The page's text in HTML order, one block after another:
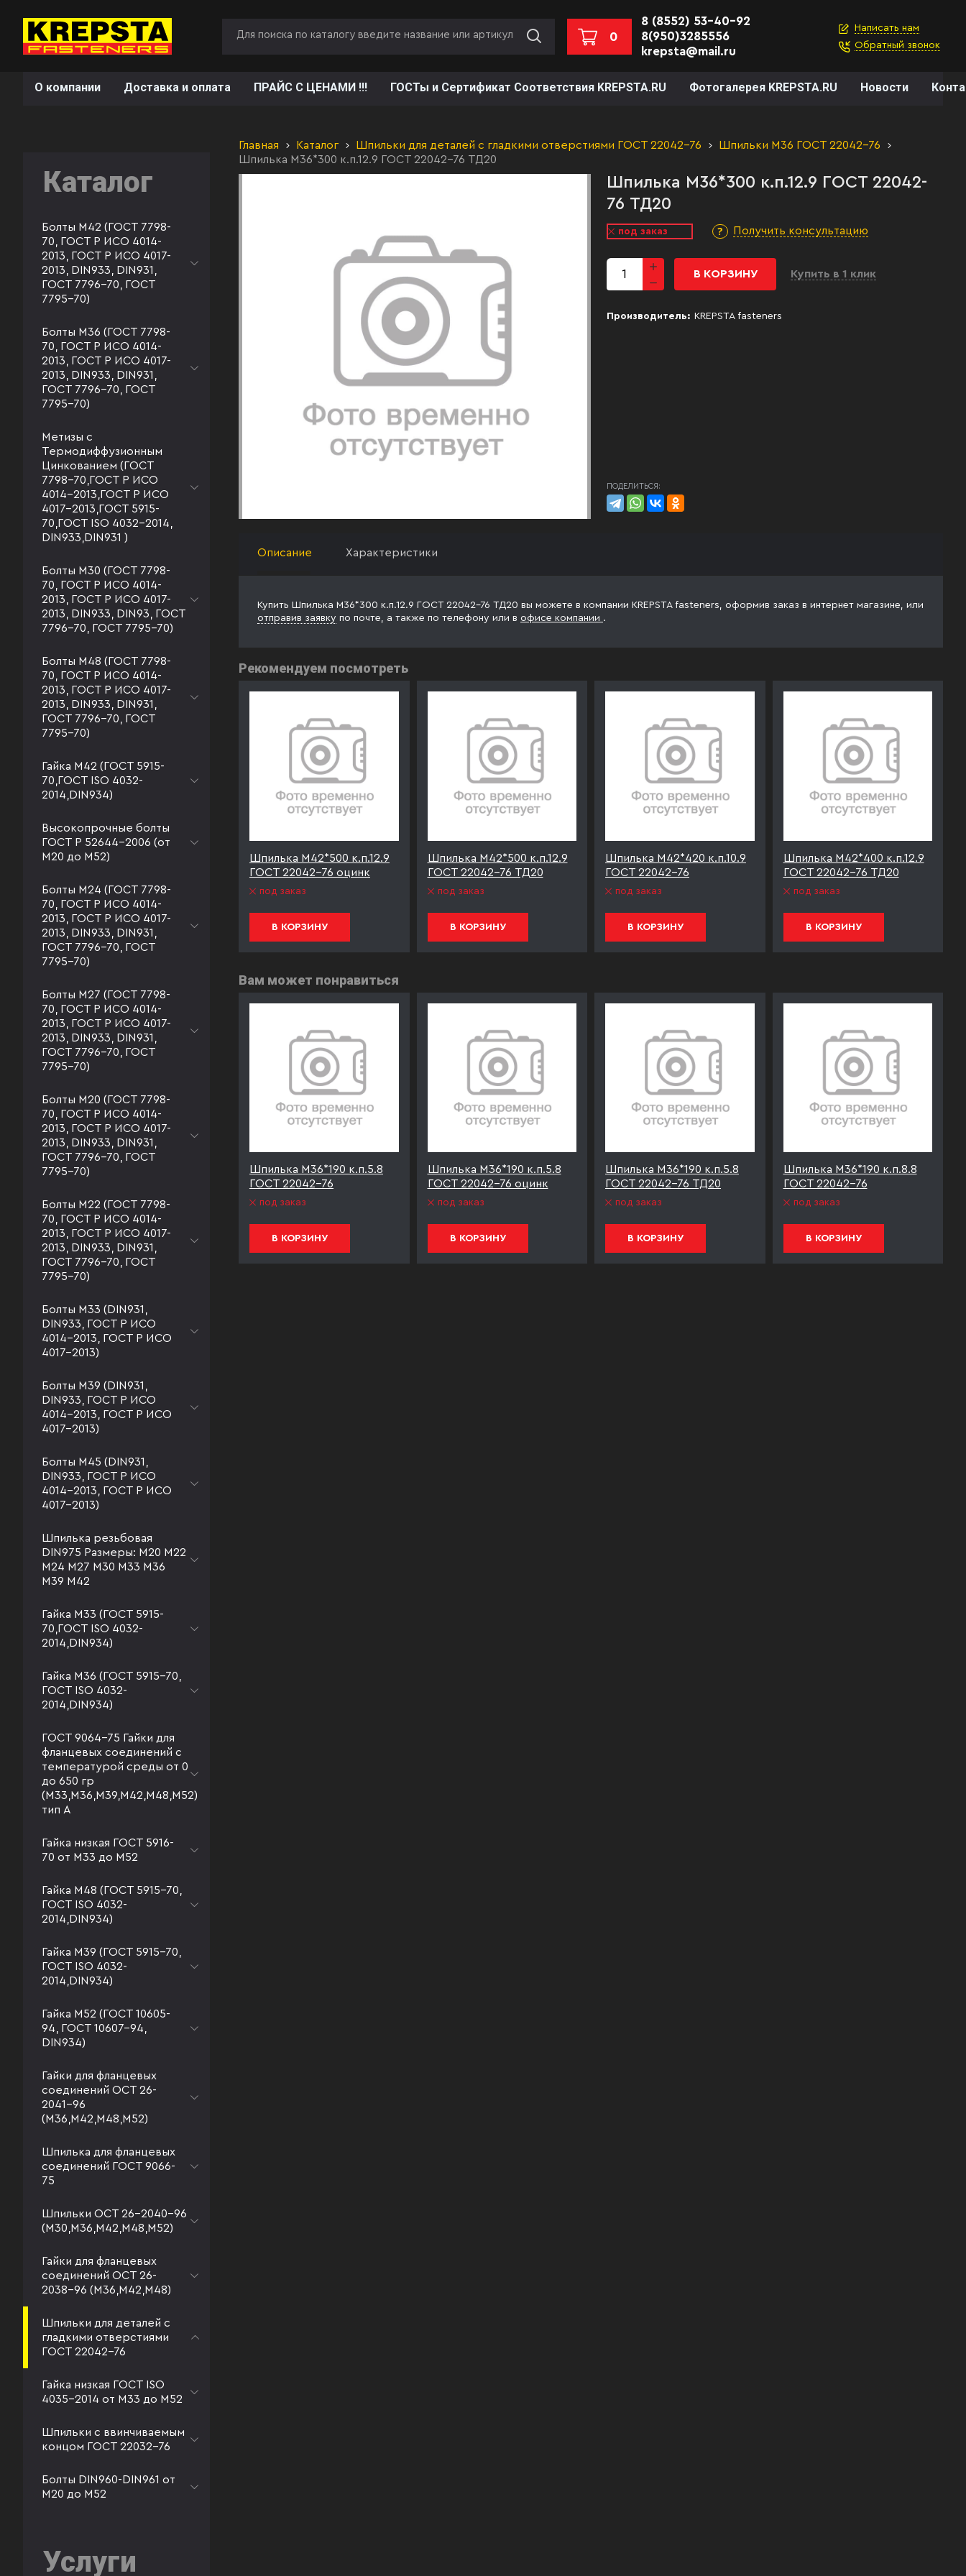
0
8 (8552) 53-40-92
8(950)3285556
krepsta@mail.ru
Написать нам
Обратный звонок
О компании Доставка и оплата ПРАЙС С ЦЕНАМИ !!! ГОСТы и Сертификат Соответствия KREPSTA.RU Фотогалерея KREPSTA.RU Новости
Каталог
Болты М42 (ГОСТ 7798-
70, ГОСТ Р ИСО 4014-
2013, ГОСТ Р ИСО 4017-
2013, DIN933, DIN931,
ГОСТ 7796-70, ГОСТ
7795-70)
Болты М36 (ГОСТ 7798-
70, ГОСТ Р ИСО 4014-
2013, ГОСТ Р ИСО 4017-
2013, DIN933, DIN931,
ГОСТ 7796-70, ГОСТ
7795-70)
Метизы с
Термодиффузионным
Цинкованием (ГОСТ
7798-70,ГОСТ Р ИСО
4014-2013,ГОСТ Р ИСО
4017-2013,ГОСТ 5915-
70,ГОСТ ISO 4032-2014,
DIN933,DIN931 )
Болты М30 (ГОСТ 7798-
70, ГОСТ Р ИСО 4014-
2013, ГОСТ Р ИСО 4017-
2013, DIN933, DIN93, ГОСТ
7796-70, ГОСТ 7795-70)
Болты М48 (ГОСТ 7798-
70, ГОСТ Р ИСО 4014-
2013, ГОСТ Р ИСО 4017-
2013, DIN933, DIN931,
ГОСТ 7796-70, ГОСТ
7795-70)
Гайка М42 (ГОСТ 5915-
70,ГОСТ ISO 4032-
2014,DIN934)
Высокопрочные болты
ГОСТ Р 52644-2006 (от
М20 до М52)
Болты М24 (ГОСТ 7798-
70, ГОСТ Р ИСО 4014-
2013, ГОСТ Р ИСО 4017-
2013, DIN933, DIN931,
ГОСТ 7796-70, ГОСТ
7795-70)
Болты М27 (ГОСТ 7798-
70, ГОСТ Р ИСО 4014-
2013, ГОСТ Р ИСО 4017-
2013, DIN933, DIN931,
ГОСТ 7796-70, ГОСТ
7795-70)
Болты М20 (ГОСТ 7798-
70, ГОСТ Р ИСО 4014-
2013, ГОСТ Р ИСО 4017-
2013, DIN933, DIN931,
ГОСТ 7796-70, ГОСТ
7795-70)
Болты М22 (ГОСТ 7798-
70, ГОСТ Р ИСО 4014-
2013, ГОСТ Р ИСО 4017-
2013, DIN933, DIN931,
ГОСТ 7796-70, ГОСТ
7795-70)
Болты М33 (DIN931,
DIN933, ГОСТ Р ИСО
4014-2013, ГОСТ Р ИСО
4017-2013)
Болты М39 (DIN931,
DIN933, ГОСТ Р ИСО
4014-2013, ГОСТ Р ИСО
4017-2013)
Болты М45 (DIN931,
DIN933, ГОСТ Р ИСО
4014-2013, ГОСТ Р ИСО
4017-2013)
Шпилька резьбовая
DIN975 Размеры: М20 М22
М24 М27 М30 М33 М36
М39 М42
Гайка М33 (ГОСТ 5915-
70,ГОСТ ISO 4032-
2014,DIN934)
Гайка М36 (ГОСТ 5915-70,
ГОСТ ISO 4032-
2014,DIN934)
ГОСТ 9064-75 Гайки для
фланцевых соединений с
температурой среды от 0
до 650 гр
(М33,М36,М39,М42,М48,М52)
тип А
Гайка низкая ГОСТ 5916-
70 от М33 до М52
Гайка М48 (ГОСТ 5915-70,
ГОСТ ISO 4032-
2014,DIN934)
Гайка М39 (ГОСТ 5915-70,
ГОСТ ISO 4032-
2014,DIN934)
Гайка М52 (ГОСТ 10605-
94, ГОСТ 10607-94,
DIN934)
Гайки для фланцевых
соединений ОСТ 26-
2041-96
(М36,М42,М48,М52)
Шпилька для фланцевых
соединений ГОСТ 9066-
75
Шпильки ОСТ 26-2040-96
(М30,М36,М42,М48,М52)
Гайки для фланцевых
соединений ОСТ 26-
2038-96 (М36,М42,М48)
Шпильки для деталей с
гладкими отверстиями
ГОСТ 22042-76
Гайка низкая ГОСТ ISO
4035-2014 от М33 до М52
Шпильки с ввинчиваемым
концом ГОСТ 22032-76
Болты DIN960-DIN961 от
М20 до М52
Услуги
Главная Каталог Шпильки для деталей с гладкими отверстиями ГОСТ 22042-76
Шпильки М36 ГОСТ 22042-76
Шпилька М36*300 к.п.12.9 ГОСТ 22042-76 ТД20
Шпилька М36*300 к.п.12.9 ГОСТ 22042-
76 ТД20
под заказ Получить консультацию
В КОРЗИНУ Купить в 1 клик
Производитель: KREPSTA fasteners
ПОДЕЛИТЬСЯ:
Описание Характеристики
Купить Шпилька М36*300 к.п.12.9 ГОСТ 22042-76 ТД20 вы можете в компании KREPSTA fasteners, оформив заказ в интернет магазине, или
отправив заявку по почте, а также по телефону или в офисе компании .
Рекомендуем посмотреть
Шпилька М42*320 к.п.10.9
под заказ
В КОРЗИНУ
Шпилька М42*500 к.п.12.9
ГОСТ 22042-76 оцинк
под заказ
В КОРЗИНУ
Шпилька М42*500 к.п.12.9
ГОСТ 22042-76 ТД20
под заказ
В КОРЗИНУ
Шпилька М42*420 к.п.10.9
ГОСТ 22042-76
под заказ
В КОРЗИНУ
Шпилька М42*400 к.п.12.9
ГОСТ 22042-76 ТД20
под заказ
В КОРЗИНУ
Вам может понравиться
Шпилька М36*190 к.п.8.8
под заказ
В КОРЗИНУ
Шпилька М36*190 к.п.5.8
ГОСТ 22042-76
под заказ
В КОРЗИНУ
Шпилька М36*190 к.п.5.8
ГОСТ 22042-76 оцинк
под заказ
В КОРЗИНУ
Шпилька М36*190 к.п.5.8
ГОСТ 22042-76 ТД20
под заказ
В КОРЗИНУ
Шпилька М36*190 к.п.8.8
ГОСТ 22042-76
под заказ
В КОРЗИНУ